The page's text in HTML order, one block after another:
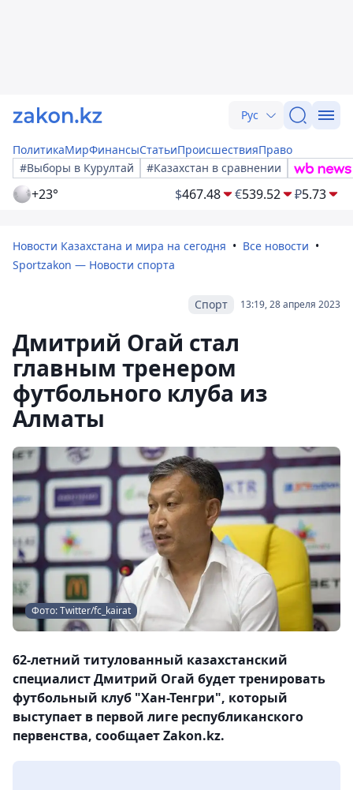
Рус
ПолитикаМирФинансыСтатьиПроисшествияПраво
#Выборы в Курултай
#Казахстан в сравнении
+23° $467.48 €539.52 ₽5.73
Новости Казахстана и мира на сегодня
Все новости
Sportzakon — Новости спорта
13:19, 28 апреля 2023
Спорт
Дмитрий Огай стал
главным тренером
футбольного клуба из
Алматы
Фото: Twitter/fc_kairat
62-летний титулованный казахстанский
специалист Дмитрий Огай будет тренировать
футбольный клуб "Хан-Тенгри", который
выступает в первой лиге республиканского
первенства, сообщает Zakon.kz.